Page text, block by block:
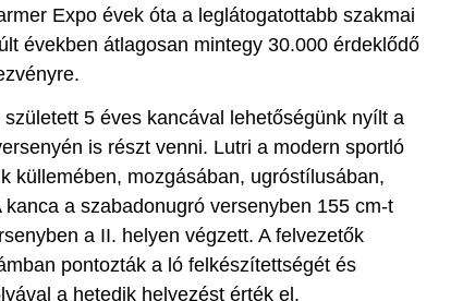
Expo évek óta a leglátogatottabb szakmai
években átlagosan mintegy 30.000 érdeklődő
5 éves kancával lehetőségünk nyílt a
is részt venni. Lutri a modern sportló
küllemében, mozgásában, ugróstílusában,
a szabadonugró versenyben 155 cm-t
a II. helyen végzett. A felvezetők
pontozták a ló felkészítettségét és
a hetedik helyezést érték el.